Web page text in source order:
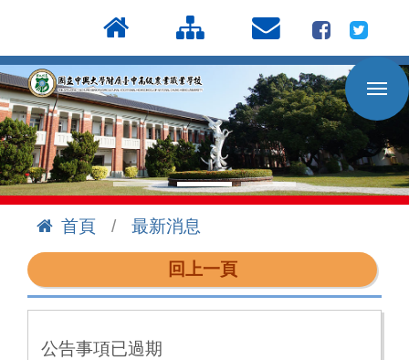
到
主
要
內
容
區
首頁
最新消息
回上一頁
公告事項已過期